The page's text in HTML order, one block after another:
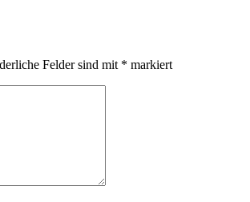
Felder sind mit * markiert